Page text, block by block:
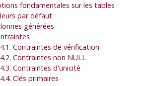
fondamentales sur les tables
par défaut
générées
Contraintes de vérification
Contraintes non NULL
Contraintes d'unicité
Clés primaires